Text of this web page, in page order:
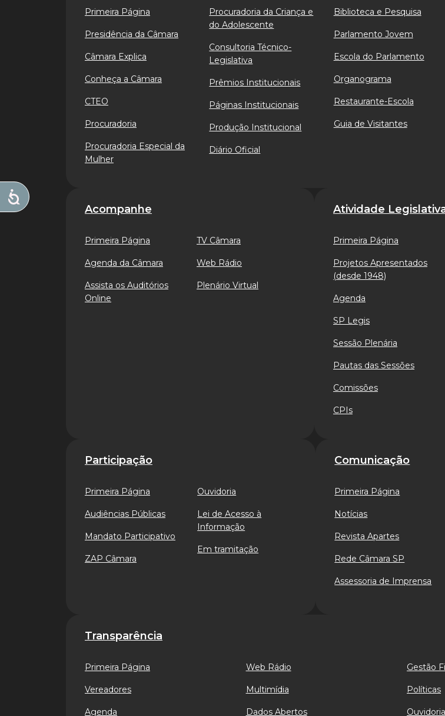
Primeira Página
Presidência da Câmara
Câmara Explica
Conheça a Câmara
CTEO
Procuradoria
Procuradoria Especial da
Mulher
Procuradoria da Criança e
do Adolescente
Consultoria Técnico-
Legislativa
Prêmios Institucionais
Páginas Institucionais
Produção Institucional
Diário Oficial
Biblioteca e Pesquisa
Parlamento Jovem
Escola do Parlamento
Organograma
Restaurante-Escola
Guia de Visitantes
Acompanhe
Primeira Página
Agenda da Câmara
Assista os Auditórios
Online
TV Câmara
Web Rádio
Plenário Virtual
Atividade
Primeira Página
Projetos Apresentados
(desde 1948)
Agenda
SP Legis
Sessão Plenária
Pautas das Sessões
Comissões
CPIs
Participação
Primeira Página
Audiências Públicas
Mandato Participativo
ZAP Câmara
Ouvidoria
Lei de Acesso à
Informação
Em tramitação
Comunicação
Primeira Página
Notícias
Revista Apartes
Rede Câmara SP
Assessoria de Imprensa
Transparência
Primeira Página
Vereadores
Agenda
Web Rádio
Multimídia
Dados Abertos
Gestão
Políticas
Ouvidoria